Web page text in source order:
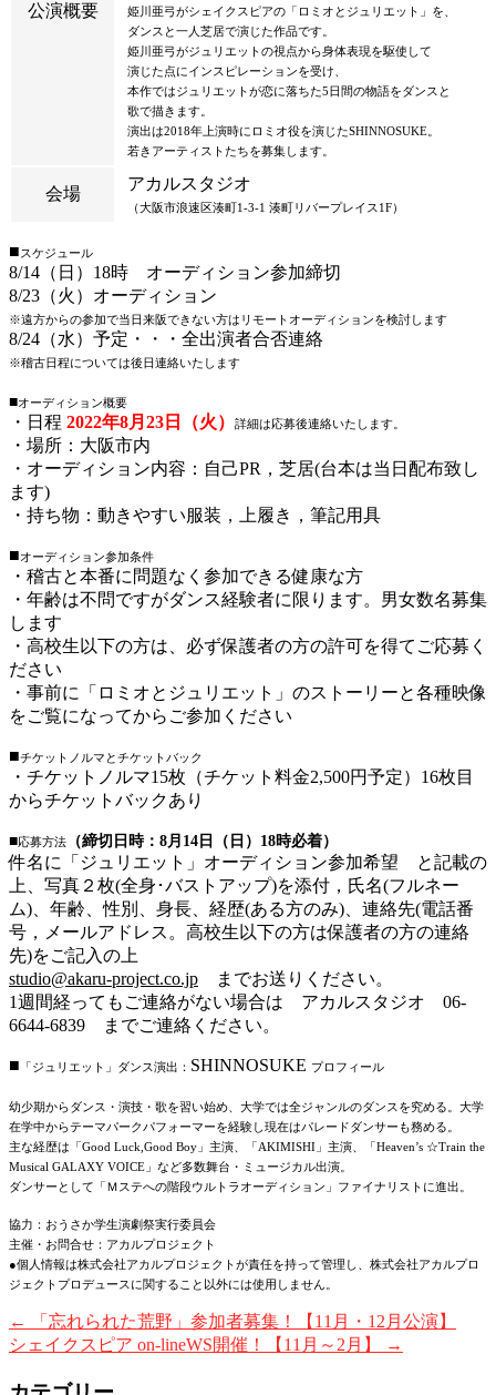
公演概要
姫川亜弓がシェイクスピアの「ロミオとジュリエット」を、
ダンスと一人芝居で演じた作品です。
姫川亜弓がジュリエットの視点から身体表現を駆使して
演じた点にインスピレーションを受け、
本作ではジュリエットが恋に落ちた5日間の物語をダンスと
歌で描きます。
演出は2018年上演時にロミオ役を演じたSHINNOSUKE。
若きアーティストたちを募集します。
会場
アカルスタジオ
（大阪市浪速区湊町1-3-1 湊町リバープレイス1F）
■スケジュール
8/14（日）18時 オーディション参加締切
8/23（火）オーディション
※遠方からの参加で当日来阪できない方はリモートオーディションを検討します
8/24（水）予定・・・全出演者合否連絡
※稽古日程については後日連絡いたします
■オーディション概要
・日程 2022年8月23日（火） 詳細は応募後連絡いたします。
・場所：大阪市内
・オーディション内容：自己PR，芝居(台本は当日配布致し
ます)
・持ち物：動きやすい服装，上履き，筆記用具
■オーディション参加条件
・稽古と本番に問題なく参加できる健康な方
・年齢は不問ですがダンス経験者に限ります。男女数名募集
します
・高校生以下の方は、必ず保護者の方の許可を得てご応募く
ださい
・事前に「ロミオとジュリエット」のストーリーと各種映像
をご覧になってからご参加ください
■チケットノルマとチケットバック
・チケットノルマ15枚（チケット料金2,500円予定）16枚目
からチケットバックあり
■応募方法 （締切日時：8月14日（日）18時必着）
件名に「ジュリエット」オーディション参加希望 と記載の
上、写真２枚(全身･バストアップ)を添付，氏名(フルネー
ム)、年齢、性別、身長、経歴(ある方のみ)、連絡先(電話番
号，メールアドレス。高校生以下の方は保護者の方の連絡
先)をご記入の上
studio@akaru-project.co.jp までお送りください。
1週間経ってもご連絡がない場合は アカルスタジオ 06-
6644-6839 までご連絡ください。
■ 「ジュリエット」ダンス演出： SHINNOSUKE プロフィール
幼少期からダンス・演技・歌を習い始め、大学では全ジャンルのダンスを究める。大学
在学中からテーマパークパフォーマーを経験し現在はパレードダンサーも務める。
主な経歴は「Good Luck,Good Boy」主演、「AKIMISHI」主演、「Heaven’s ☆Train the
Musical GALAXY VOICE」など多数舞台・ミュージカル出演。
ダンサーとして「Ｍステへの階段ウルトラオーディション」ファイナリストに進出。
協力：おうさか学生演劇祭実行委員会
主催・お問合せ：アカルプロジェクト
●個人情報は株式会社アカルプロジェクトが責任を持って管理し、株式会社アカルプロ
ジェクトプロデュースに関すること以外には使用しません。
←
「忘れられた荒野」参加者募集！【11月・12月公演】
シェイクスピア on-lineWS開催！【11月～2月】
→